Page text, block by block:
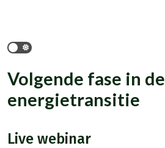
Volgende fase in de
energietransitie
Live webinar